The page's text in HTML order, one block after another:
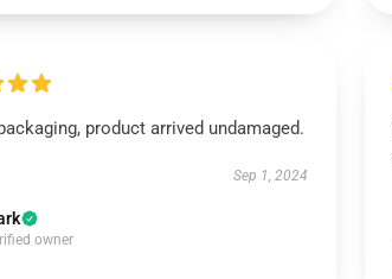
product arrived undamaged.
Sep 1, 2024
owner